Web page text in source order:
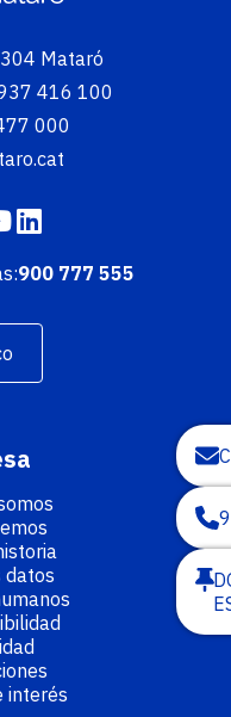
Mataró
416 100
000
900 777 555
datos
interés